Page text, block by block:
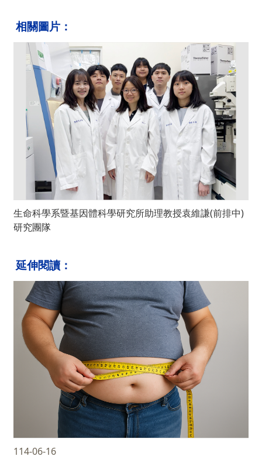
相關圖片：
生命科學系暨基因體科學研究所助理教授袁維謙(前排中)
研究團隊
延伸閱讀：
114-06-16